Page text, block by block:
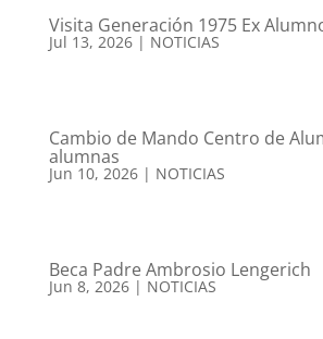
Visita Generación 1975 Ex
Jul 13, 2026| NOTICIAS
Cambio de Mando Centro de
alumnas
Jun 10, 2026| NOTICIAS
Beca Padre Ambrosio Lengerich
Jun 8, 2026| NOTICIAS